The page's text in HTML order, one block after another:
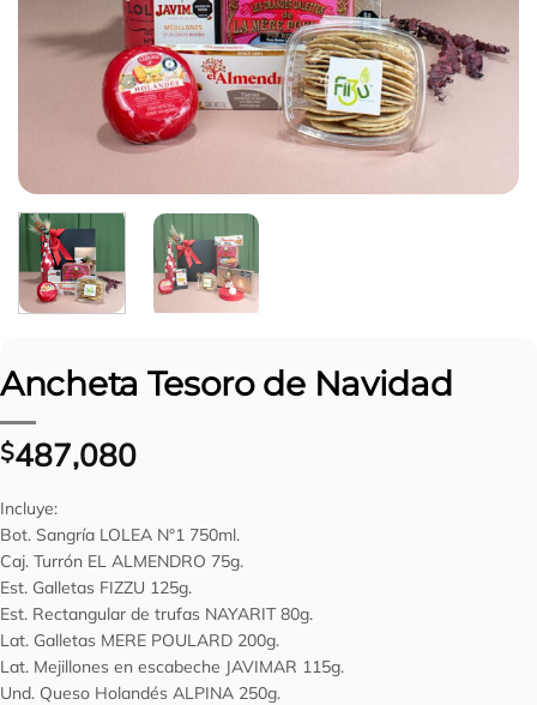
Ancheta Tesoro de Navidad
$487,080
Incluye:
Bot. Sangría LOLEA N°1 750ml.
Caj. Turrón EL ALMENDRO 75g.
Est. Galletas FIZZU 125g.
Est. Rectangular de trufas NAYARIT 80g.
Lat. Galletas MERE POULARD 200g.
Lat. Mejillones en escabeche JAVIMAR 115g.
Und. Queso Holandés ALPINA 250g.